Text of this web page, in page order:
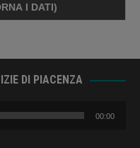
DI PIACENZA
00:00